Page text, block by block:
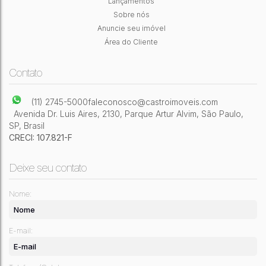
Banheiro(s) 1Sala(s)
Sobre nós
Anuncie seu imóvel
Área do Cliente
Contato
(11) 2745-5000faleconosco@castroimoveis.com
Avenida Dr. Luis Aires, 2130, Parque Artur Alvim, São Paulo,
SP, Brasil
CRECI: 107.821-F
Deixe seu contato
Nome:
E-mail: